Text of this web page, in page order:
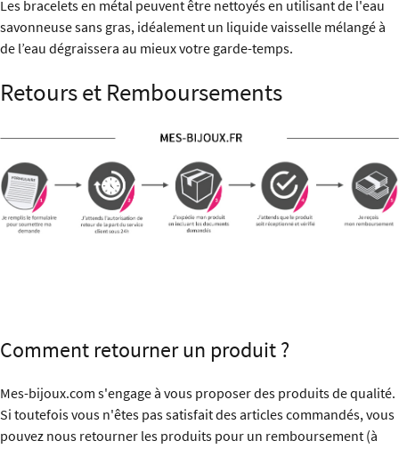
Les bracelets en métal peuvent être nettoyés en utilisant de l'eau
savonneuse sans gras, idéalement un liquide vaisselle mélangé à
de l’eau dégraissera au mieux votre garde-temps.
Retours et Remboursements
Comment retourner un produit ?
Mes-bijoux.com s'engage à vous proposer des produits de qualité.
Si toutefois vous n'êtes pas satisfait des articles commandés, vous
pouvez nous retourner les produits pour un remboursement (à